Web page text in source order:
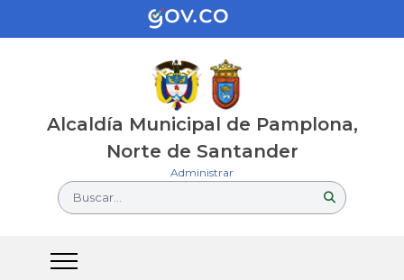
Alcaldía Municipal de Pamplona,
Norte de Santander
Administrar
Buscar...